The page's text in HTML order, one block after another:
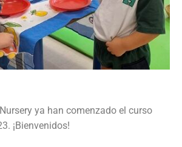
ya han comenzado el curso
¡Bienvenidos!